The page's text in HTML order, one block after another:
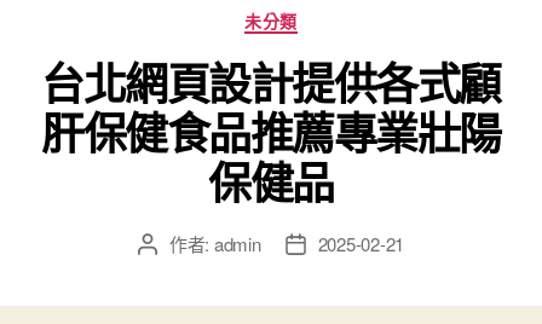
分
類
未分類
台北網頁設計提供各式顧
肝保健食品推薦專業壯陽
保健品
文 作者: admin
文 2025-02-21